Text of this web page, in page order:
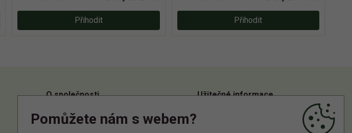
Přihodit Přihodit
O společnosti
O nás
Užitečné informace
Informace o zpracování osobních údajů
Pomůžete nám s webem?